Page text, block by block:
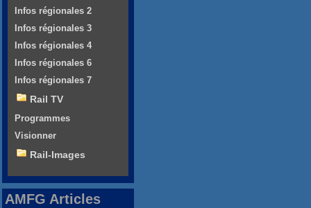
Infos régionales 2
Infos régionales 3
Infos régionales 4
Infos régionales 6
Infos régionales 7
Rail TV
Programmes
Visionner
Rail-Images
AMFG Articles